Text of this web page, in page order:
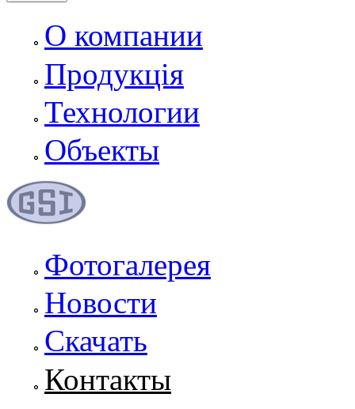
О компании
Продукція
Технологии
Объекты
Фотогалерея
Новости
Скачать
Контакты